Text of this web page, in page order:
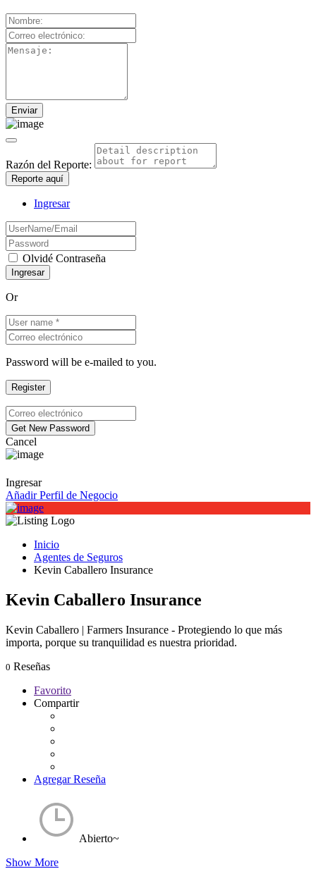
Razón del Reporte:
Reporte aquí
Ingresar
Olvidé Contraseña
Or
Password will be e-mailed to you.
Cancel
Ingresar
Añadir Perfil de Negocio
Inicio
Agentes de Seguros
Kevin Caballero Insurance
Kevin Caballero Insurance
Kevin Caballero | Farmers Insurance - Protegiendo lo que más
importa, porque su tranquilidad es nuestra prioridad.
0 Reseñas
Favorito
Compartir
Agregar Reseña
Abierto~
Show More